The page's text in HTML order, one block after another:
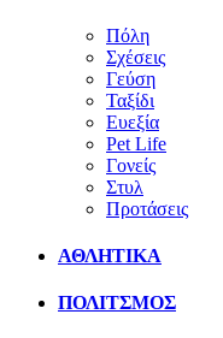
Πόλη
Σχέσεις
Γεύση
Ταξίδι
Ευεξία
Pet Life
Γονείς
Στυλ
Προτάσεις
ΑΘΛΗΤΙΚΑ
ΠΟΛΙΤΣΜΟΣ